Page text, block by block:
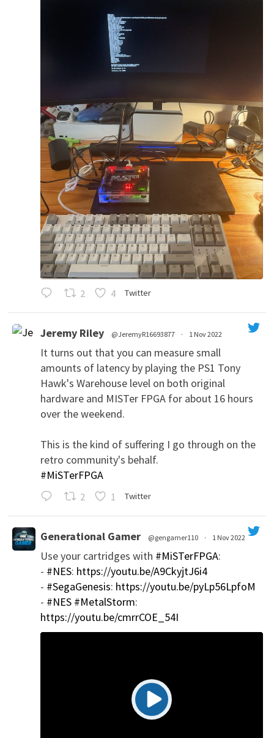
2 4 Twitter
Jeremy Riley @JeremyR16693877 · 1 Nov 2022
It turns out that you can measure small
amounts of latency by playing the PS1 Tony
Hawk's Warehouse level on both original
hardware and MISTer FPGA for about 16 hours
over the weekend.
This is the kind of suffering I go through on the
retro community's behalf.
#MiSTerFPGA
2 1 Twitter
Generational Gamer @gengamer110 · 1 Nov 2022
Use your cartridges with #MiSTerFPGA:
- #NES: https://youtu.be/A9CkyjtJ6i4
- #SegaGenesis: https://youtu.be/pyLp56LpfoM
- #NES #MetalStorm:
https://youtu.be/cmrrCOE_54I